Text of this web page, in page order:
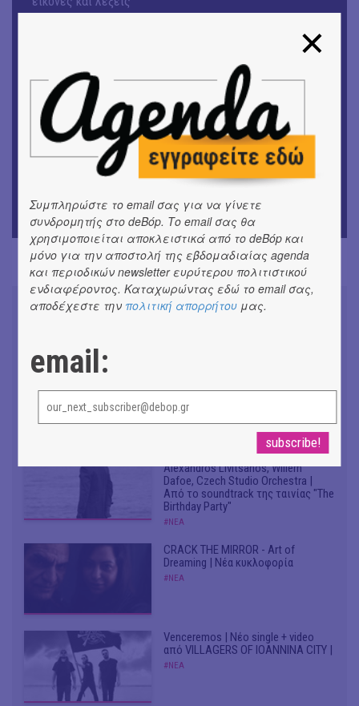
ΘΕΑΤΡΟ / ΧΟΡΟΣ
«Μήδεια» του Ευριπίδη | Σκην.: Nikita Milivojević
ΜΟΥΣΙΚΗ
9o Φεστιβάλ Στρογγύλη στη Σαντορίνη
ΘΕΑΤΡΟ / ΧΟΡΟΣ
«Ίων» του Ευρυπίδη
του ΔΗΠΕΘΕ Ιωαννίνων
#ΣΥΝΕΝΤΕΥΞΕΙΣ
Don't Let Me Be Misunderstood |
Alexandros Livitsanos, Willem
Dafoe, Czech Studio Orchestra |
Από το soundtrack της ταινίας "The
Birthday Party"
#ΝΕΑ
CRACK THE MIRROR - Art of
Dreaming | Νέα κυκλοφορία
#ΝΕΑ
Venceremos | Νέο single + video
από VILLAGERS OF IOANNINA CITY |
#ΝΕΑ
Συμπληρώστε το email σας για να γίνετε
συνδρομητής στο deBόp. Το email σας θα
χρησιμοποιείται αποκλειστικά από το deBόp και
μόνο για την αποστολή της εβδομαδιαίας agenda
και περιοδικών newsletter ευρύτερου πολιτιστικού
ενδιαφέροντος. Καταχωρώντας εδώ το email σας,
αποδέχεστε την πολιτική απορρήτου μας.
email: